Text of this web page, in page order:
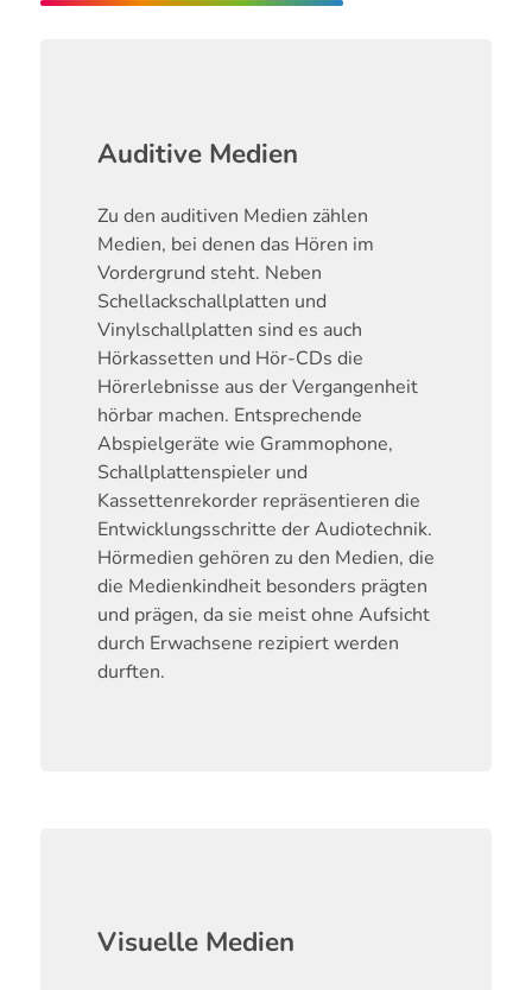
Auditive Medien
Zu den auditiven Medien zählen
Medien, bei denen das Hören im
Vordergrund steht. Neben
Schellackschallplatten und
Vinylschallplatten sind es auch
Hörkassetten und Hör-CDs die
Hörerlebnisse aus der Vergangenheit
hörbar machen. Entsprechende
Abspielgeräte wie Grammophone,
Schallplattenspieler und
Kassettenrekorder repräsentieren die
Entwicklungsschritte der Audiotechnik.
Hörmedien gehören zu den Medien, die
die Medienkindheit besonders prägten
und prägen, da sie meist ohne Aufsicht
durch Erwachsene rezipiert werden
durften.
Visuelle Medien